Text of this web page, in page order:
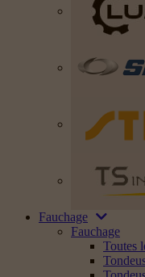
Fauchage
Fauchage
Toutes